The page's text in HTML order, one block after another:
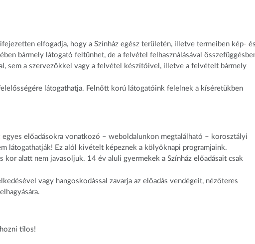
elfogadja, hogy a Színház egész területén, illetve termeiben kép-
bármely látogató feltűnhet, de a felvétel felhasználásával
sem a szervezőkkel vagy a felvétel készítőivel, illetve a felvételt bármely
látogathatja. Felnőtt korú látogatóink felelnek a kíséretükben
előadásokra vonatkozó – weboldalunkon megtalálható – korosztályi
látogathatják! Ez alól kivételt képeznek a kölyöknapi programjaink.
alatt nem javasoljuk. 14 év aluli gyermekek a Színház előadásait csak
vagy hangoskodással zavarja az előadás vendégeit, nézőteres
tilos!